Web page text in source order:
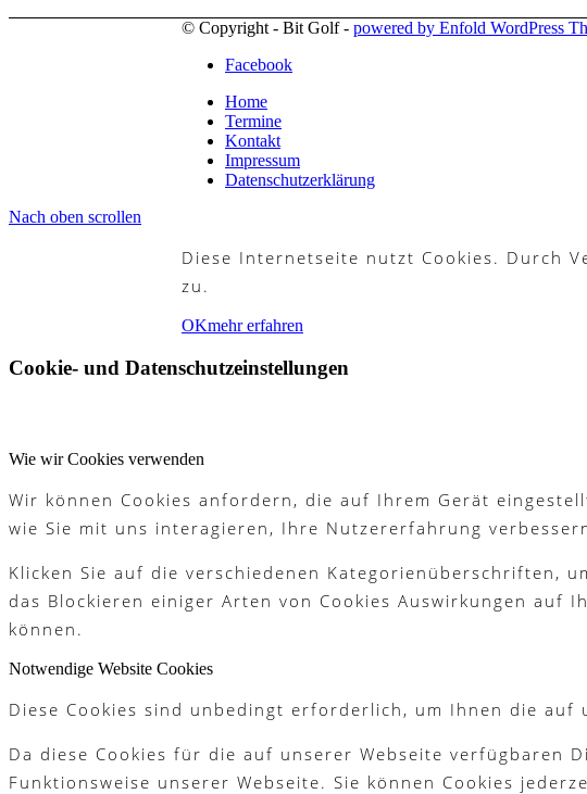
Mannschaften
© Copyright - Bit Golf - powered by Enfold WordPress
Facebook
Home
Termine
Kontakt
Impressum
Datenschutzerklärung
Nach oben scrollen
Diese Internetseite nutzt Cookies. Durch
zu.
OKmehr erfahren
Cookie- und Datenschutzeinstellungen
Wie wir Cookies verwenden
Wir können Cookies anfordern, die auf Ihrem Gerät
wie Sie mit uns interagieren, Ihre Nutzererfahrung
Klicken Sie auf die verschiedenen Kategorienüberschriften,
das Blockieren einiger Arten von Cookies Auswirkungen auf
können.
Notwendige Website Cookies
Diese Cookies sind unbedingt erforderlich, um Ihnen die
Da diese Cookies für die auf unserer Webseite verfügbaren
Funktionsweise unserer Webseite. Sie können Cookies